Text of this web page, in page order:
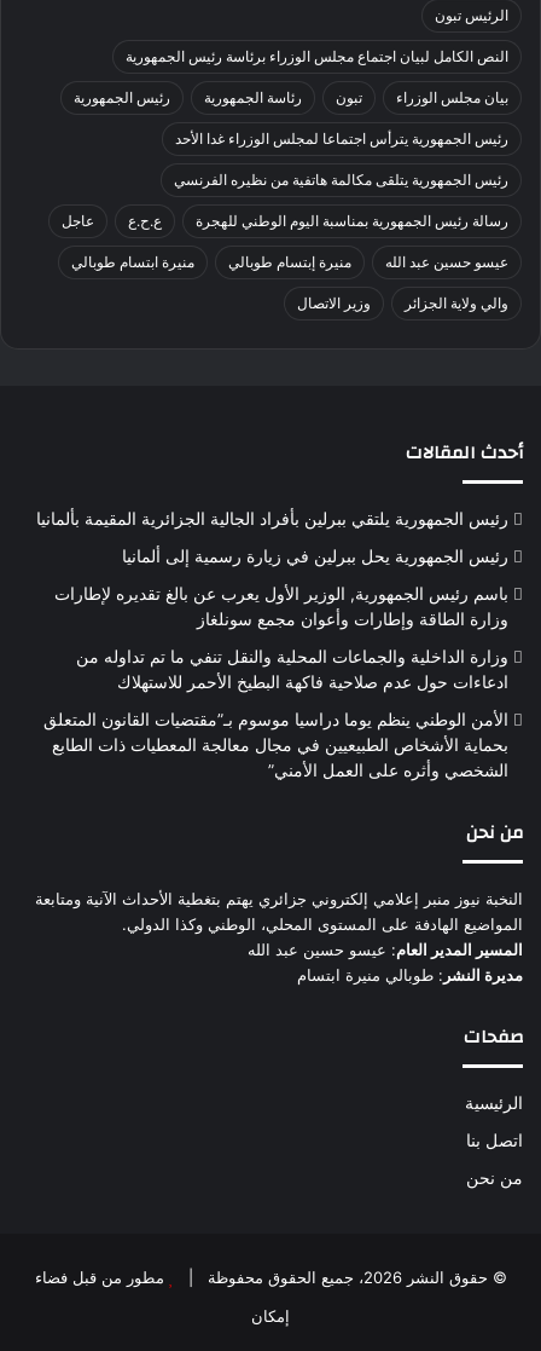
الرئيس تبون
النص الكامل لبيان اجتماع مجلس الوزراء برئاسة رئيس الجمهورية
بيان مجلس الوزراء تبون رئاسة الجمهورية رئيس الجمهورية
رئيس الجمهورية يترأس اجتماعا لمجلس الوزراء غدا الأحد
رئيس الجمهورية يتلقى مكالمة هاتفية من نظيره الفرنسي
رسالة رئيس الجمهورية بمناسبة اليوم الوطني للهجرة ع.ح.ع عاجل
عيسو حسين عبد الله منيرة إبتسام طوبالي منيرة ابتسام طوبالي
والي ولاية الجزائر وزير الاتصال
أحدث المقالات
رئيس الجمهورية يلتقي ببرلين بأفراد الجالية الجزائرية المقيمة بألمانيا
رئيس الجمهورية يحل ببرلين في زيارة رسمية إلى ألمانيا
باسم رئيس الجمهورية, الوزير الأول يعرب عن بالغ تقديره لإطارات
وزارة الطاقة وإطارات وأعوان مجمع سونلغاز
وزارة الداخلية والجماعات المحلية والنقل تنفي ما تم تداوله من
ادعاءات حول عدم صلاحية فاكهة البطيخ الأحمر للاستهلاك
الأمن الوطني ينظم يوما دراسيا موسوم بـ”مقتضيات القانون المتعلق
بحماية الأشخاص الطبيعيين في مجال معالجة المعطيات ذات الطابع
الشخصي وأثره على العمل الأمني”
من نحن
النخبة نيوز منبر إعلامي إلكتروني جزائري يهتم بتغطية الأحداث الآنية ومتابعة
المواضيع الهادفة على المستوى المحلي، الوطني وكذا الدولي.
المسير المدير العام: عيسو حسين عبد الله
مديرة النشر : طوبالي منيرة ابتسام
صفحات
الرئيسية
اتصل بنا
من نحن
© حقوق النشر 2026، جميع الحقوق محفوظة |
مطور من قبل فضاء
إمكان